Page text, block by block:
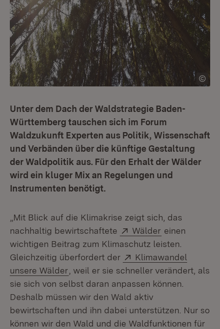
Unter dem Dach der Waldstrategie Baden-
Württemberg tauschen sich im Forum
Waldzukunft Experten aus Politik, Wissenschaft
und Verbänden über die künftige Gestaltung
der Waldpolitik aus. Für den Erhalt der Wälder
wird ein kluger Mix an Regelungen und
Instrumenten benötigt.
„Mit Blick auf die Klimakrise zeigt sich, das
nachhaltig bewirtschaftete
Extern:
Wälder (Öffnet in
einen
wichtigen Beitrag zum Klimaschutz leisten.
Gleichzeitig überfordert der
Extern:
Klimawandel
unsere Wälder (Öffnet in neuem Fenster)
, weil er sie schneller verändert, als
sie sich von selbst daran anpassen können.
Deshalb müssen wir den Wald aktiv
bewirtschaften und ihn dabei unterstützen. Nur so
können wir den Wald und die Waldfunktionen für